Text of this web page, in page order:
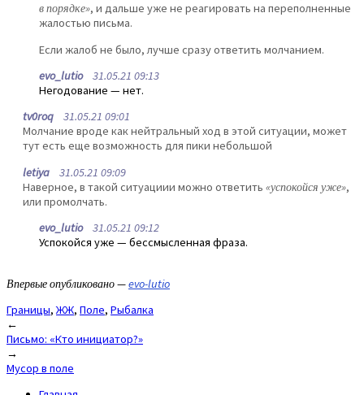
в порядке», и дальше уже не реагировать на переполненные
жалостью письма.
Если жалоб не было, лучше сразу ответить молчанием.
evo_lutio31.05.21 09:13
Негодование — нет.
tv0roq 31.05.21 09:01
Молчание вроде как нейтральный ход в этой ситуации, может
тут есть еще возможность для пики небольшой
letiya 31.05.21 09:09
Наверное, в такой ситуациии можно ответить «успокойся уже»,
или промолчать.
evo_lutio31.05.21 09:12
Успокойся уже — бессмысленная фраза.
Впервые опубликовано —evo-lutio
Границы,ЖЖ, Поле, Рыбалка
Post
navigation
←
Письмо: «Кто инициатор?»
→
Мусор в поле